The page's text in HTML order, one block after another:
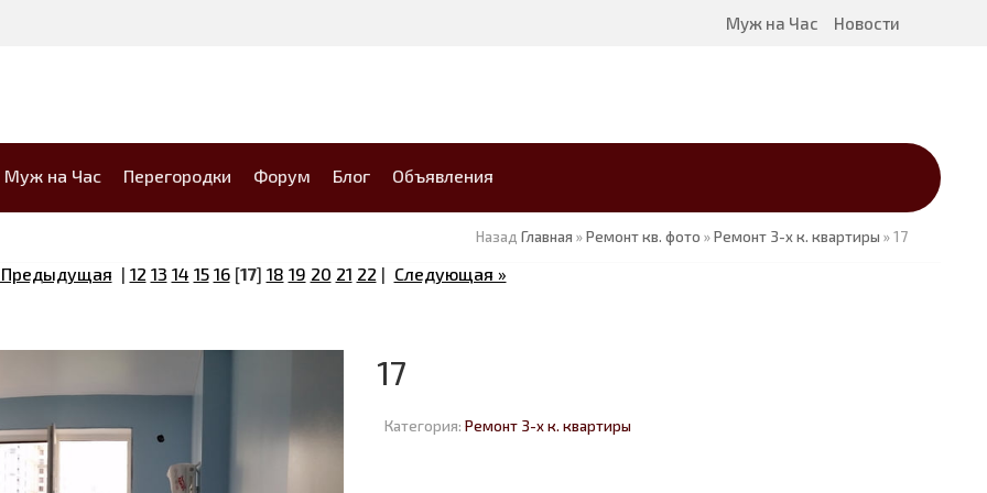
Муж на Час Новости
Муж на Час Перегородки Форум Блог Объявления
Назад Главная »Ремонт кв. фото »Ремонт 3-х к. квартиры » 17
Предыдущая | 12 13 14 15 16[17] 18 19 20 21 22 | Следующая »
17
Категория: Ремонт 3-х к. квартиры